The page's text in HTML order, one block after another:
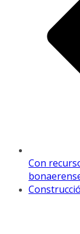
Con